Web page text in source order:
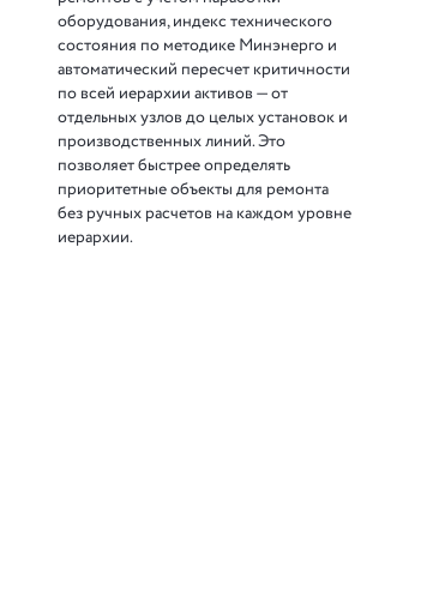
оборудования, индекс технического
состояния по методике Минэнерго и
автоматический пересчет критичности
по всей иерархии активов — от
отдельных узлов до целых установок и
производственных линий. Это
позволяет быстрее определять
приоритетные объекты для ремонта
без ручных расчетов на каждом уровне
иерархии.